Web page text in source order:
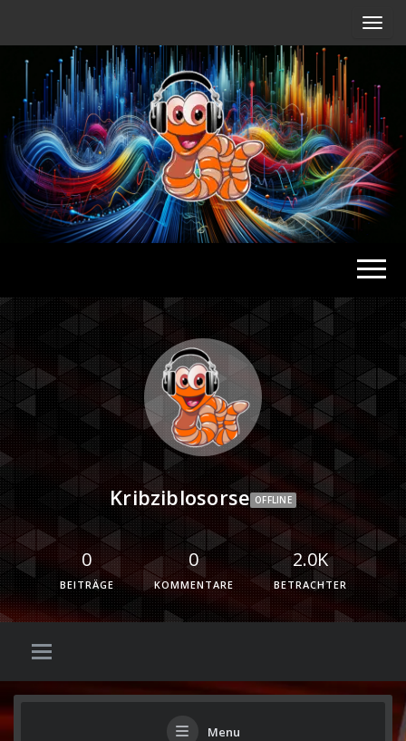
Radio
Kribziblosorse OFFLINE
0
BEITRÄGE
0
KOMMENTARE
2.0K
BETRACHTER
Menu